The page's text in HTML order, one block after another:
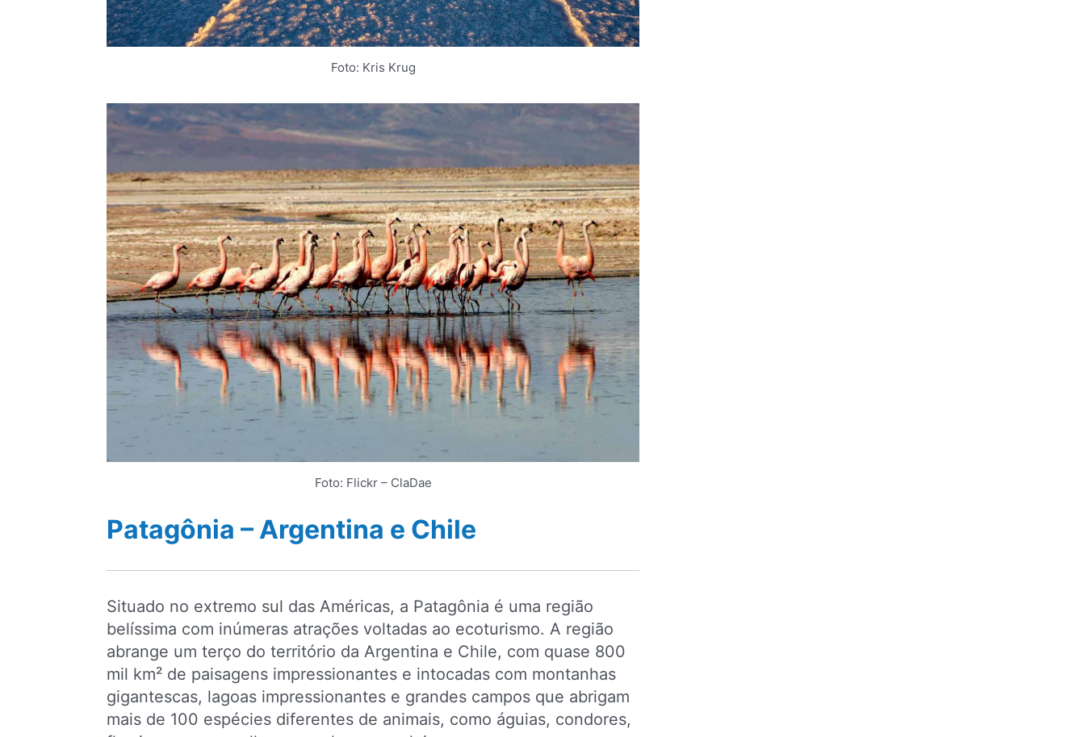
Foto: Kris Krug
Foto: Flickr – ClaDae
Patagônia – Argentina e Chile
Situado no extremo sul das Américas, a Patagônia é uma região
belíssima com inúmeras atrações voltadas ao ecoturismo. A região
abrange um terço do território da Argentina e Chile, com quase 800
mil km² de paisagens impressionantes e intocadas com montanhas
gigantescas, lagoas impressionantes e grandes campos que abrigam
mais de 100 espécies diferentes de animais, como águias, condores,